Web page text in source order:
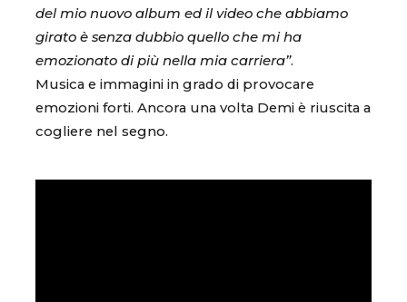
del mio nuovo album ed il video che abbiamo
girato è senza dubbio quello che mi ha
emozionato di più nella mia carriera”.
Musica e immagini in grado di provocare
emozioni forti. Ancora una volta Demi è riuscita a
cogliere nel segno.